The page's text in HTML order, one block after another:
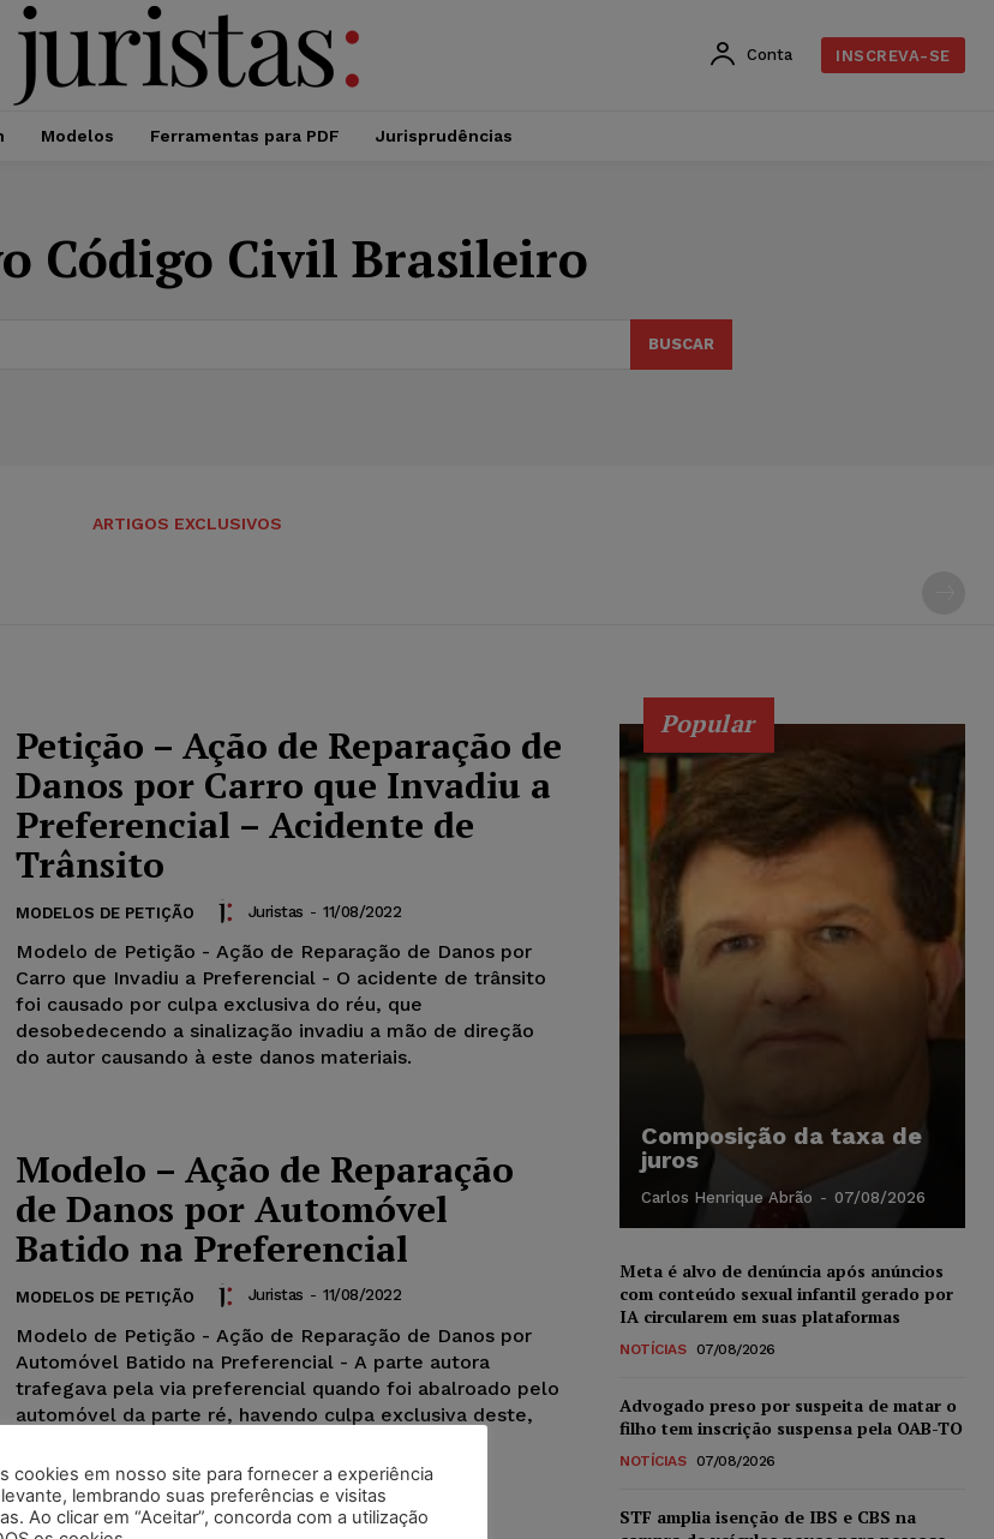
Conta INSCREVA-SE
Modelos Ferramentas para PDF Jurisprudências
Código Civil Brasileiro
BUSCAR
ARTIGOS EXCLUSIVOS
Petição – Ação de Reparação de
Danos por Carro que Invadiu a
Preferencial – Acidente de
Trânsito
MODELOS DE PETIÇÃO Juristas - 11/08/2022
Modelo de Petição - Ação de Reparação de Danos por
Carro que Invadiu a Preferencial - O acidente de trânsito
foi causado por culpa exclusiva do réu, que
desobedecendo a sinalização invadiu a mão de direção
do autor causando à este danos materiais.
Modelo – Ação de Reparação
de Danos por Automóvel
Batido na Preferencial
MODELOS DE PETIÇÃO Juristas - 11/08/2022
Modelo de Petição - Ação de Reparação de Danos por
Automóvel Batido na Preferencial - A parte autora
trafegava pela via preferencial quando foi abalroado pelo
automóvel da parte ré, havendo culpa exclusiva deste,
Popular
Composição da taxa de
juros
Carlos Henrique Abrão - 07/08/2026
Meta é alvo de denúncia após anúncios
com conteúdo sexual infantil gerado por
IA circularem em suas plataformas
NOTÍCIAS 07/08/2026
Advogado preso por suspeita de matar o
filho tem inscrição suspensa pela OAB-TO
NOTÍCIAS 07/08/2026
STF amplia isenção de IBS e CBS na
cookies em nosso site para fornecer a experiência
lembrando suas preferências e visitas
Ao clicar em “Aceitar”, concorda com a utilização